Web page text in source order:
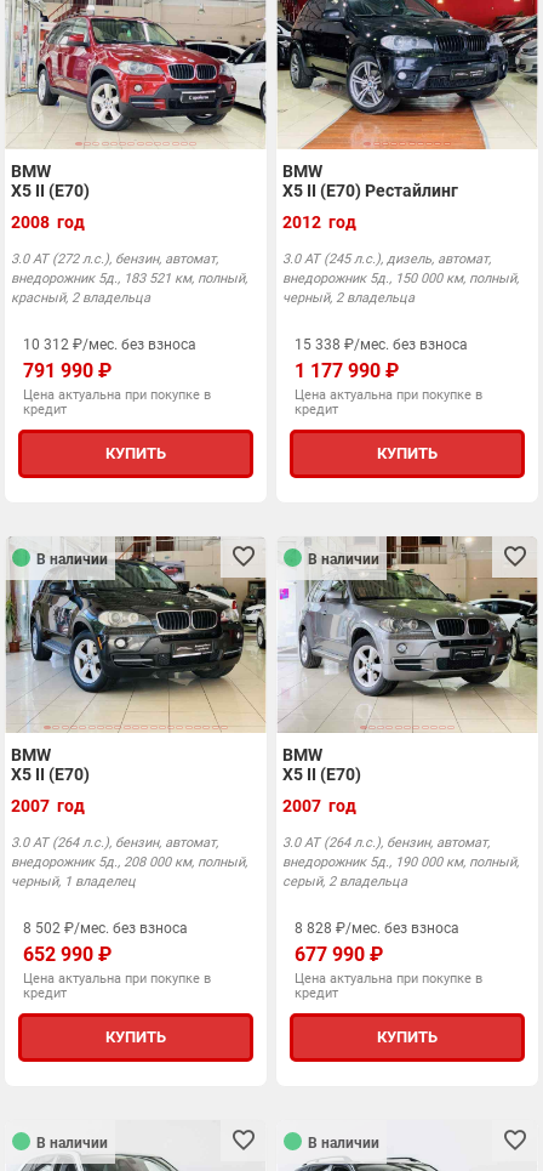
BMW
X5 II (E70)
2008 год
3.0 АТ (272 л.с.), бензин, автомат,
внедорожник 5д., 183 521 км, полный,
красный, 2 владельца
10 312 ₽/мес. без взноса
791 990 ₽
Цена актуальна при покупке в
кредит
КУПИТЬ
BMW
X5 II (E70) Рестайлинг
2012 год
3.0 АТ (245 л.с.), дизель, автомат,
внедорожник 5д., 150 000 км, полный,
черный, 2 владельца
15 338 ₽/мес. без взноса
1 177 990 ₽
Цена актуальна при покупке в
кредит
КУПИТЬ
В наличии
BMW
X5 II (E70)
2007 год
3.0 АТ (264 л.с.), бензин, автомат,
внедорожник 5д., 208 000 км, полный,
черный, 1 владелец
8 502 ₽/мес. без взноса
652 990 ₽
Цена актуальна при покупке в
кредит
КУПИТЬ
В наличии
BMW
X5 II (E70)
2007 год
3.0 АТ (264 л.с.), бензин, автомат,
внедорожник 5д., 190 000 км, полный,
серый, 2 владельца
8 828 ₽/мес. без взноса
677 990 ₽
Цена актуальна при покупке в
кредит
КУПИТЬ
В наличии В наличии